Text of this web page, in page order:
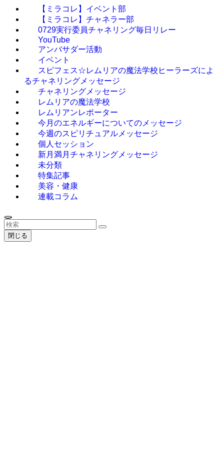
【ミラコレ】イベント部
【ミラコレ】チャネラー部
0729実行委員チャネリング毎日リレー
YouTube
アンバサダー活動
イベント
スピフェス☆レムリアの魔法学校ヒーラーズによ
るチャネリングメッセージ
チャネリングメッセージ
レムリアの魔法学校
レムリアンレポーター
今月のエネルギーについてのメッセージ
今週のスピリチュアルメッセージ
個人セッション
新月満月チャネリングメッセージ
未分類
特集記事
美容・健康
連載コラム
閉じる